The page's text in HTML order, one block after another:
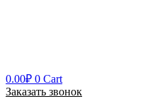
0.00₽ 0 Cart
Заказать звонок